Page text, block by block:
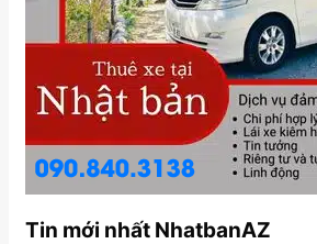
Tin mới nhất NhatbanAZ